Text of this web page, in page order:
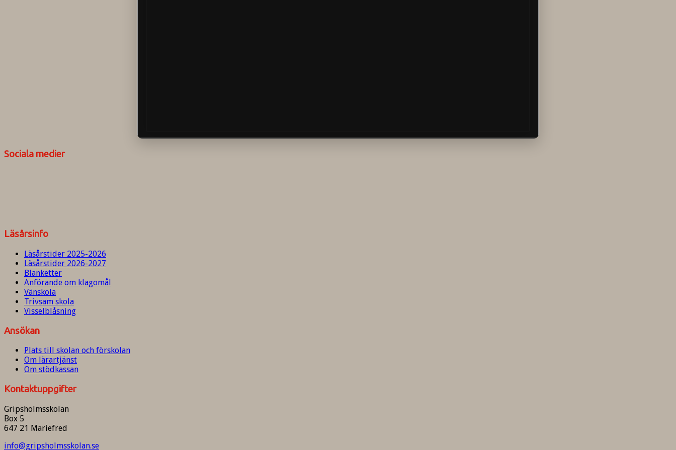
Sociala medier
Läsårsinfo
Läsårstider 2025-2026
Läsårstider 2026-2027
Blanketter
Anförande om klagomål
Vänskola
Trivsam skola
Visselblåsning
Ansökan
Plats till skolan och förskolan
Om lärartjänst
Om stödkassan
Kontaktuppgifter
Gripsholmsskolan
Box 5
647 21 Mariefred
info@gripsholmsskolan.se